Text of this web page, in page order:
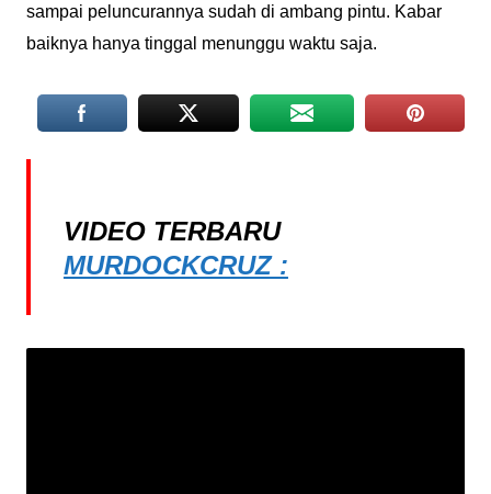
sampai peluncurannya sudah di ambang pintu. Kabar
baiknya hanya tinggal menunggu waktu saja.
VIDEO TERBARU
MURDOCKCRUZ :